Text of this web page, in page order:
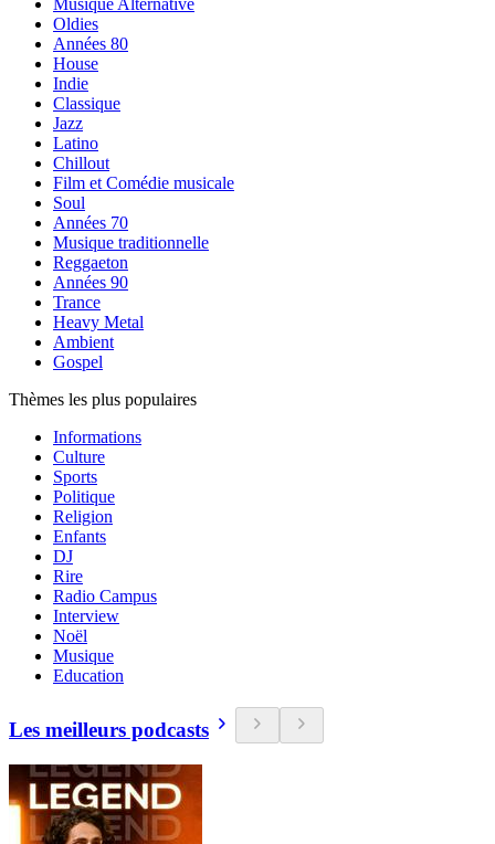
Musique Alternative
Oldies
Années 80
House
Indie
Classique
Jazz
Latino
Chillout
Film et Comédie musicale
Soul
Années 70
Musique traditionnelle
Reggaeton
Années 90
Trance
Heavy Metal
Ambient
Gospel
Thèmes les plus populaires
Informations
Culture
Sports
Politique
Religion
Enfants
DJ
Rire
Radio Campus
Interview
Noël
Musique
Education
Les meilleurs podcasts